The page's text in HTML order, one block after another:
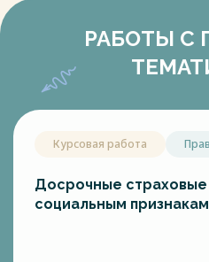
РАБОТЫ С
Курсовая работа
Досрочные страховые
социальным признакам